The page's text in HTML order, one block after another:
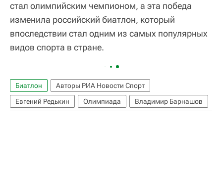
стал олимпийским чемпионом, а эта победа
изменила российский биатлон, который
впоследствии стал одним из самых популярных
видов спорта в стране.
Биатлон
Авторы РИА Новости Спорт
Евгений Редькин
Олимпиада Владимир Барнашов